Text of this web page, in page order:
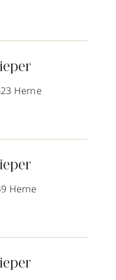
Herne
Herne